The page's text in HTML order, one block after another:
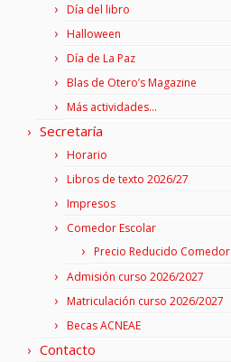
Día del libro
Halloween
Día de La Paz
Blas de Otero’s Magazine
Más actividades…
Secretaría
Horario
Libros de texto 2026/27
Impresos
Comedor Escolar
Precio Reducido Comedor
Admisión curso 2026/2027
Matriculación curso 2026/2027
Becas ACNEAE
Contacto